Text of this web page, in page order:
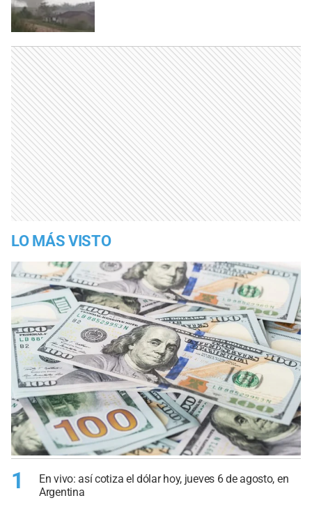
LO MÁS VISTO
1
En vivo: así cotiza el dólar hoy, jueves 6 de agosto, en
Argentina